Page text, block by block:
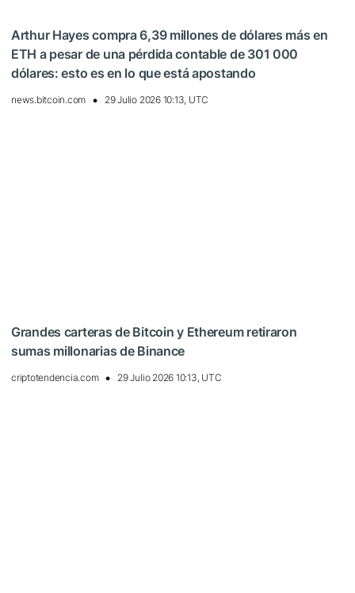
Arthur Hayes compra 6,39 millones de dólares más en
ETH a pesar de una pérdida contable de 301 000
dólares: esto es en lo que está apostando
news.bitcoin.com 29 Julio 2026 10:13, UTC
Grandes carteras de Bitcoin y Ethereum retiraron
sumas millonarias de Binance
criptotendencia.com 29 Julio 2026 10:13, UTC